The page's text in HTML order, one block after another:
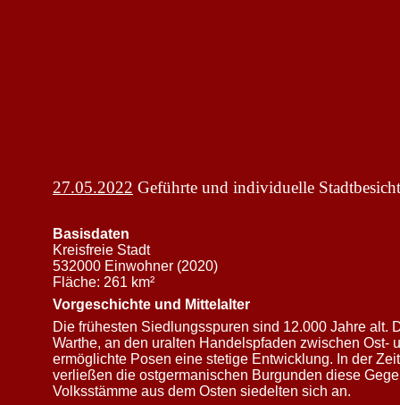
27.05.2022 Geführte und individuelle
Basisdaten
Kreisfreie Stadt
532000 Einwohner (2020)
Fläche: 261 km²
Vorgeschichte und Mittelalter
Die frühesten Siedlungsspuren sind 12.000 Jahre alt.
Warthe, an den uralten Handelspfaden zwischen Ost-
ermöglichte Posen eine stetige Entwicklung. In der
verließen die ostgermanischen Burgunden diese
Volksstämme aus dem Osten siedelten sich an.